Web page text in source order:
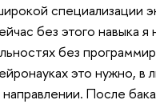
специализации
без этого навыка я
без
это нужно, в
После